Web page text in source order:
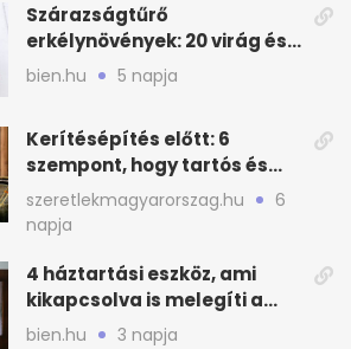
Szárazságtűrő
erkélynövények: 20 virág és
cserje a forró nyárra
bien.hu 5 napja
Kerítésépítés előtt: 6
szempont, hogy tartós és
praktikus legyen
szeretlekmagyarorszag.hu
6
napja
4 háztartási eszköz, ami
kikapcsolva is melegíti a
lakást
bien.hu 3 napja